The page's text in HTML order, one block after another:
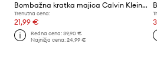
Bombažna kratka majica Calvin Klein Jeans
Trenutna cena:
21,99 €
Redna cena:39,90 €
Najnižja cena:24,99 €